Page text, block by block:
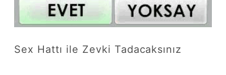
Sex Hattı ile Zevki Tadacaksınız